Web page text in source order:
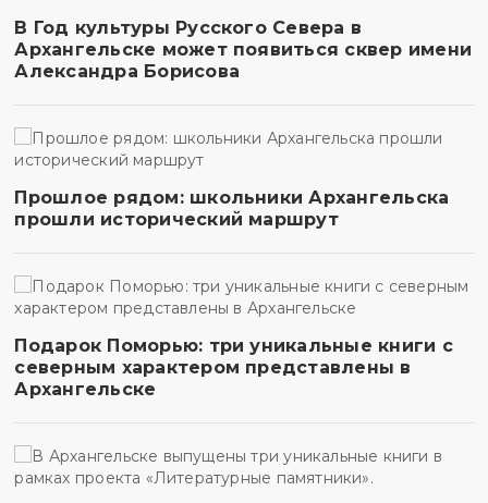
В Год культуры Русского Севера в
Архангельске может появиться сквер имени
Александра Борисова
Прошлое рядом: школьники Архангельска
прошли исторический маршрут
Подарок Поморью: три уникальные книги с
северным характером представлены в
Архангельске